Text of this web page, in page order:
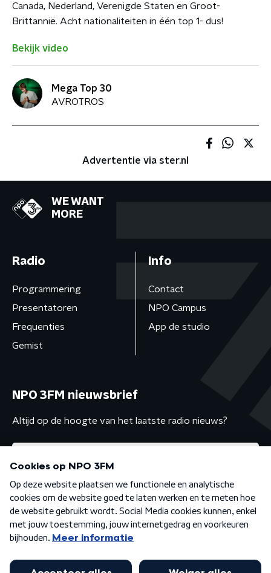
Canada, Nederland, Verenigde Staten en Groot-
Brittannië. Acht nationaliteiten in één top 1- dus!
Bekijk video
Mega Top 30
AVROTROS
Advertentie via ster.nl
WE WANT
MORE
Radio
Programmering
Presentatoren
Frequenties
Gemist
Info
Contact
NPO Campus
App de studio
NPO 3FM nieuwsbrief
Altijd op de hoogte van het laatste radio nieuws?
Algemene voorwaarden Privacybeleid